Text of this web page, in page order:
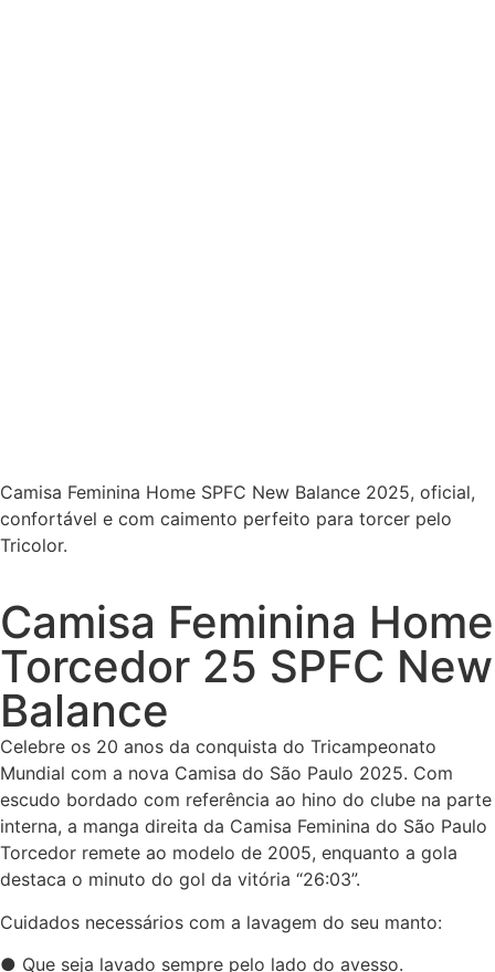
Camisa Feminina Home SPFC New Balance 2025, oficial,
confortável e com caimento perfeito para torcer pelo
Tricolor.
Camisa Feminina Home
Torcedor 25 SPFC New
Balance
Celebre os 20 anos da conquista do Tricampeonato
Mundial com a nova Camisa do São Paulo 2025. Com
escudo bordado com referência ao hino do clube na parte
interna, a manga direita da Camisa Feminina do São Paulo
Torcedor remete ao modelo de 2005, enquanto a gola
destaca o minuto do gol da vitória “26:03”.
Cuidados necessários com a lavagem do seu manto:
● Que seja lavado sempre pelo lado do avesso.